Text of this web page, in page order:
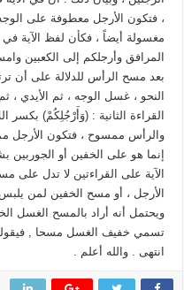
، فتكون الأرجل معطوفة على
مغسولة أيضاً ، فكأن لفظ الآية
المرافق وأرجلكم إلى الكعبين
بعد مسح الرأس للدلالة على أن
النحو ، غسل الوجه ، ثم الأيدي
القراءة الثانية : (وَأَرْجُلِكُمْ)
والرأس ممسوح ، فتكون الأرجل
إنما هو على الخفين أو
الآية على القراءتين لا تدل
الأرجل ، أو مسح الخفين لمن
ويحتمل أنه أراد بالمسح الغسل
تسمي خفيف الغسل مسحا ,
انتهى . والله أعلم .